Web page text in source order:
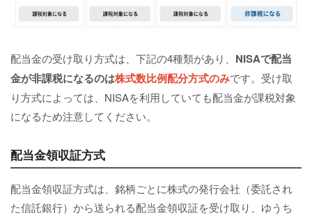
配当金の受け取り方式は、下記の4種類があり、 NISAで配当
金が非課税になるのは株式数比例配分方式のみです。受け取
り方式によっては、NISAを利用していても配当金が課税対象
になるため注意してください。
配当金領収証方式
配当金領収証方式は、銘柄ごとに株式の発行会社（委託され
た信託銀行）から送られる配当金領収証を受け取り、ゆうち